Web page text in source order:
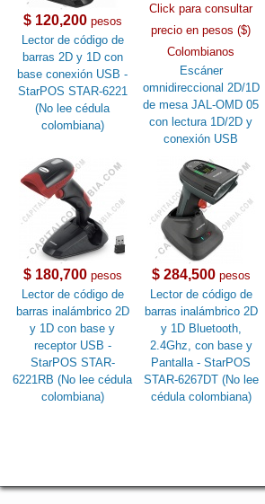
$ 120,200pesos
Lector de código de
barras 2D y 1D con
base conexión USB -
StarPOS STAR-6221
(No lee cédula
colombiana)
Click para consultar
precio en pesos ($)
Colombianos
Escáner
omnidireccional 2D/1D
de mesa JAL-OMD 05
con lectura 1D/2D y
conexión USB
$ 180,700pesos
Lector de código de
barras inalámbrico 2D
y 1D con base y
receptor USB -
StarPOS STAR-
6221RB (No lee cédula
colombiana)
$ 284,500pesos
Lector de código de
barras inalámbrico 2D
y 1D Bluetooth,
2.4Ghz, con base y
Pantalla - StarPOS
STAR-6267DT (No lee
cédula colombiana)